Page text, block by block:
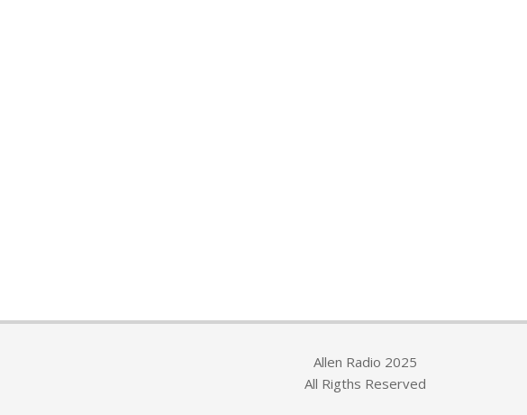
Allen Radio 2025
All Rigths Reserved